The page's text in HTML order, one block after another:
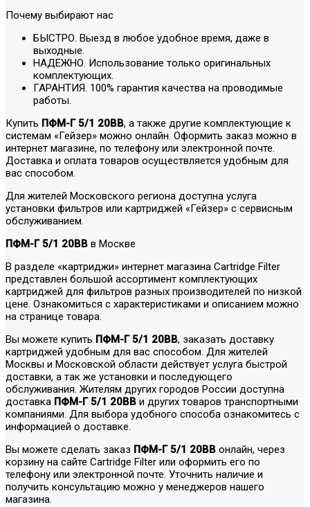
Почему выбирают нас
БЫСТРО. Выезд в любое удобное время, даже в
выходные.
НАДЕЖНО. Использование только оригинальных
комплектующих.
ГАРАНТИЯ. 100% гарантия качества на проводимые
работы.
Купить ПФМ-Г 5/1 20BB, а также другие комплектующие к
системам «Гейзер» можно онлайн. Оформить заказ можно в
интернет магазине, по телефону или электронной почте.
Доставка и оплата товаров осуществляется удобным для
вас способом.
Для жителей Московского региона доступна услуга
установки фильтров или картриджей «Гейзер» с сервисным
обслуживанием.
ПФМ-Г 5/1 20BB в Москве
В разделе «картриджи» интернет магазина Cartridge Filter
представлен большой ассортимент комплектующих
картриджей для фильтров разных производителей по низкой
цене. Ознакомиться с характеристиками и описанием можно
на странице товара.
Вы можете купить ПФМ-Г 5/1 20BB, заказать доставку
картриджей удобным для вас способом. Для жителей
Москвы и Московской области действует услуга быстрой
доставки, а так же установки и последующего
обслуживания. Жителям других городов России доступна
доставка ПФМ-Г 5/1 20BB и других товаров транспортными
компаниями. Для выбора удобного способа ознакомитесь с
информацией о доставке.
Вы можете сделать заказ ПФМ-Г 5/1 20BB онлайн, через
корзину на сайте Cartridge Filter или оформить его по
телефону или электронной почте. Уточнить наличие и
получить консультацию можно у менеджеров нашего
магазина.